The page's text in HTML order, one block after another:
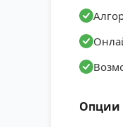
Опции